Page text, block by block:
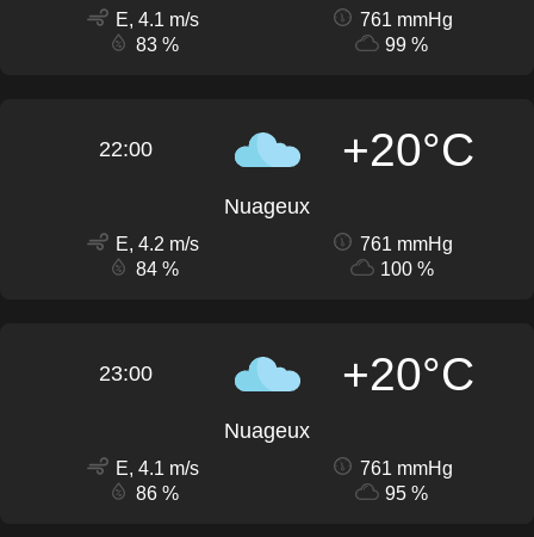
E, 4.1 m/s
761 mmHg
83 %
99 %
22:00 +20°C
Nuageux
E, 4.2 m/s
761 mmHg
84 %
100 %
23:00 +20°C
Nuageux
E, 4.1 m/s
761 mmHg
86 %
95 %